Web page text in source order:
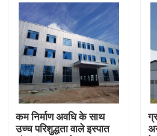
एक उद्धरण का अनुरोध करें
इस्पात संरचना गोदाम
इस्पात संरचना कार्यशाला
हल्के इस्पात संरचना
कम निर्माण अवधि के साथ
उच्च परिशुद्धता वाले इस्पात